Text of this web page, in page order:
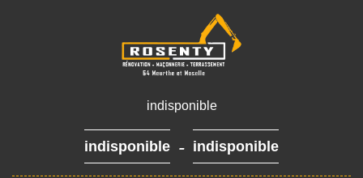
indisponible
indisponible - indisponible